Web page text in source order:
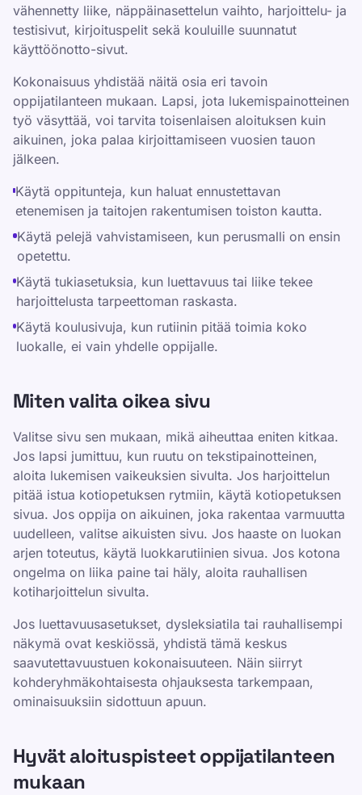
vähennetty liike, näppäinasettelun vaihto, harjoittelu- ja
testisivut, kirjoituspelit sekä kouluille suunnatut
käyttöönotto-sivut.
Kokonaisuus yhdistää näitä osia eri tavoin
oppijatilanteen mukaan. Lapsi, jota lukemispainotteinen
työ väsyttää, voi tarvita toisenlaisen aloituksen kuin
aikuinen, joka palaa kirjoittamiseen vuosien tauon
jälkeen.
Käytä oppitunteja, kun haluat ennustettavan
etenemisen ja taitojen rakentumisen toiston kautta.
Käytä pelejä vahvistamiseen, kun perusmalli on ensin
opetettu.
Käytä tukiasetuksia, kun luettavuus tai liike tekee
harjoittelusta tarpeettoman raskasta.
Käytä koulusivuja, kun rutiinin pitää toimia koko
luokalle, ei vain yhdelle oppijalle.
Miten valita oikea sivu
Valitse sivu sen mukaan, mikä aiheuttaa eniten kitkaa.
Jos lapsi jumittuu, kun ruutu on tekstipainotteinen,
aloita lukemisen vaikeuksien sivulta. Jos harjoittelun
pitää istua kotiopetuksen rytmiin, käytä kotiopetuksen
sivua. Jos oppija on aikuinen, joka rakentaa varmuutta
uudelleen, valitse aikuisten sivu. Jos haaste on luokan
arjen toteutus, käytä luokkarutiinien sivua. Jos kotona
ongelma on liika paine tai häly, aloita rauhallisen
kotiharjoittelun sivulta.
Jos luettavuusasetukset, dysleksiatila tai rauhallisempi
näkymä ovat keskiössä, yhdistä tämä keskus
saavutettavuustuen kokonaisuuteen. Näin siirryt
kohderyhmäkohtaisesta ohjauksesta tarkempaan,
ominaisuuksiin sidottuun apuun.
Hyvät aloituspisteet oppijatilanteen
mukaan